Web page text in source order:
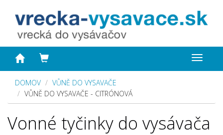
Toggle
DOMOV
VŮNĚ DO VYSAVAČE
VŮNĚ DO VYSAVAČE - CITRÓNOVÁ
Vonné tyčinky do vysávača